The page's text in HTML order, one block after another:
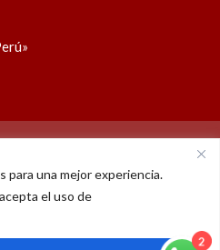
para una mejor experiencia.
el uso de
YoutubeInstagram
X
– Perú Católico | 14 años